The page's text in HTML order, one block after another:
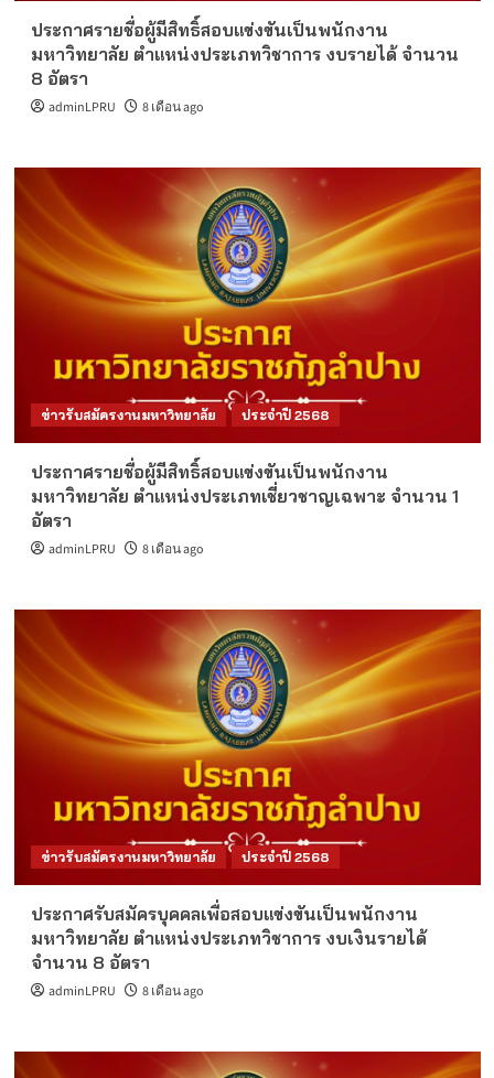
ประกาศรายชื่อผู้มีสิทธิ์สอบแข่งขันเป็นพนักงาน
มหาวิทยาลัย ตำแหน่งประเภทวิชาการ งบรายได้ จำนวน
8 อัตรา
adminLPRU 8 เดือน ago
ข่าวรับสมัครงานมหาวิทยาลัย ประจำปี 2568
ประกาศรายชื่อผู้มีสิทธิ์สอบแข่งขันเป็นพนักงาน
มหาวิทยาลัย ตำแหน่งประเภทเชี่ยวชาญเฉพาะ จำนวน 1
อัตรา
adminLPRU 8 เดือน ago
ข่าวรับสมัครงานมหาวิทยาลัย ประจำปี 2568
ประกาศรับสมัครบุคคลเพื่อสอบแข่งขันเป็นพนักงาน
มหาวิทยาลัย ตำแหน่งประเภทวิชาการ งบเงินรายได้
จำนวน 8 อัตรา
adminLPRU 8 เดือน ago